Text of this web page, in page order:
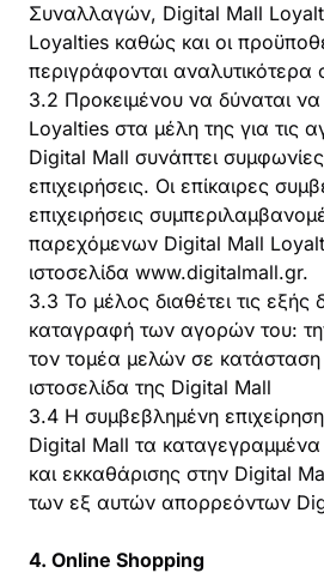
Συναλλαγών, Digital Mall
Loyalties καθώς και οι
περιγράφονται
3.2 Προκειμένου να δύναται
Loyalties στα μέλη της για τις
Digital Mall συνάπτει
επιχειρήσεις. Οι επίκαιρες
επιχειρήσεις
παρεχόμενων Digital Mall
ιστοσελίδα www.digitalmall.gr.
3.3 Το μέλος διαθέτει τις εξής
καταγραφή των αγορών του:
τον τομέα μελών σε
ιστοσελίδα της Digital Mall
3.4 Η συμβεβλημένη επιχείρηση
Digital Mall τα καταγεγραμμένα
και εκκαθάρισης στην Digital
των εξ αυτών απορρεόντων
4. Online Shopping